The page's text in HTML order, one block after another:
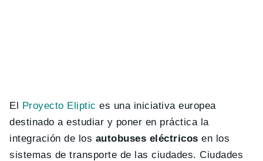
El Proyecto Eliptic es una iniciativa europea
destinado a estudiar y poner en práctica la
integración de los autobuses eléctricos en los
sistemas de transporte de las ciudades. Ciudades